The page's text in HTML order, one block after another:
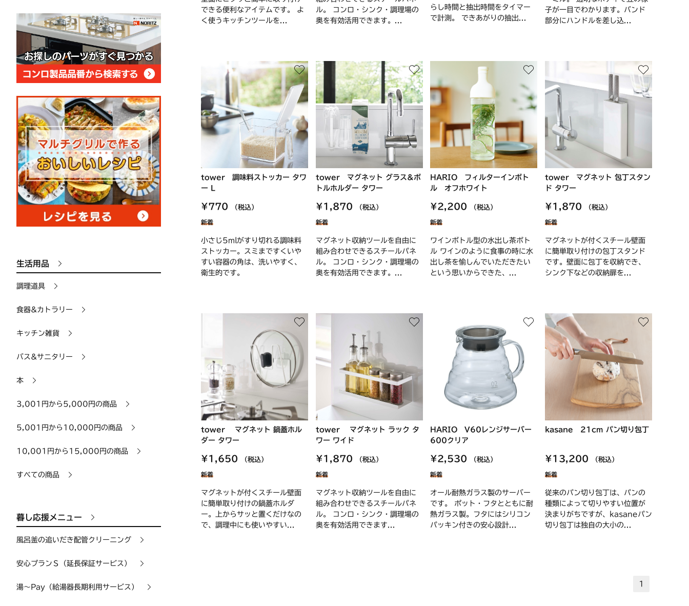
生活用品
調理道具
食器&カトラリー
キッチン雑貨
バス&サニタリー
本
3,001円から5,000円の商品
5,001円から10,000円の商品
10,001円から15,000円の商品
すべての商品
暮し応援メニュー
風呂釜の追いだき配管クリーニング
安心プランＳ（延長保証サービス）
湯〜Pay（給湯器長期利用サービス）
できる便利なアイテムです。 よ
く使うキッチンツールを...
ル。 コンロ・シンク・調理場の
奥を有効活用できます。...
らし時間と抽出時間をタイマー
で計測。 できあがりの抽出...
子が一目でわかります。バンド
部分にハンドルを差し込...
tower 調味料ストッカー タワ
ー L
¥770 （税込）
新着
小さじ5mlがすり切れる調味料
ストッカー。スミまですくいや
すい容器の角は、洗いやすく、
衛生的です。
tower マグネット グラス&ボ
トルホルダー タワー
¥1,870 （税込）
新着
マグネット収納ツールを自由に
組み合わせできるスチールパネ
ル。 コンロ・シンク・調理場の
奥を有効活用できます。...
HARIO フィルターインボト
ル オフホワイト
¥2,200 （税込）
新着
ワインボトル型の水出し茶ボト
ル ワインのように食事の時に水
出し茶を愉しんでいただきたい
という思いからできた、...
tower マグネット 包丁スタン
ド タワー
¥1,870 （税込）
新着
マグネットが付くスチール壁面
に簡単取り付けの包丁スタンド
です。壁面に包丁を収納でき、
シンク下などの収納扉を...
tower マグネット 鍋蓋ホル
ダー タワー
¥1,650 （税込）
新着
マグネットが付くスチール壁面
に簡単取り付けの鍋蓋ホルダ
ー。上からサッと置くだけなの
で、調理中にも使いやすい...
tower マグネット ラック タ
ワー ワイド
¥1,870 （税込）
新着
マグネット収納ツールを自由に
組み合わせできるスチールパネ
ル。 コンロ・シンク・調理場の
奥を有効活用できます...
HARIO V60レンジサーバー
600クリア
¥2,530 （税込）
新着
オール耐熱ガラス製のサーバー
です。 ポット・フタとともに耐
熱ガラス製。フタにはシリコン
パッキン付きの安心設計...
kasane 21cm パン切り包丁
¥13,200 （税込）
新着
従来のパン切り包丁は、パンの
種類によって切りやすい位置が
決まりがちですが、kasaneパン
切り包丁は独自の大小の...
1